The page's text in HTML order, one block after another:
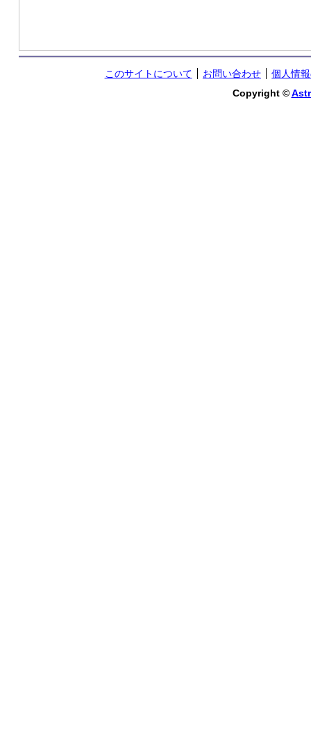
このサイトについて お問い合わせ
個人情
Copyright ©